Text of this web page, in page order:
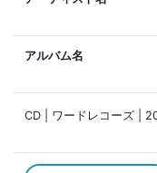
アルバム名
CD | ワードレコーズ |